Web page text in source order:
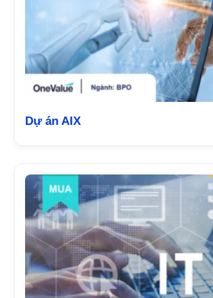
Dự án AIX